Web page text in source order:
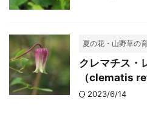
夏の花・山野草の
クレマチス・
（clematis
2023/6/14